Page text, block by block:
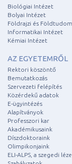
Biológiai Intézet
Bolyai Intézet
Földrajzi és
Informatikai Intézet
Kémiai Intézet
AZ EGYETEMRŐL
Rektori köszöntő
Bemutatkozás
Szervezeti felépítés
Közérdekű adatok
E-ügyintézés
Alapítványok
Professzori kar
Akadémikusaink
Díszdoktoraink
Olimpikonjaink
ELI-ALPS, a szegedi